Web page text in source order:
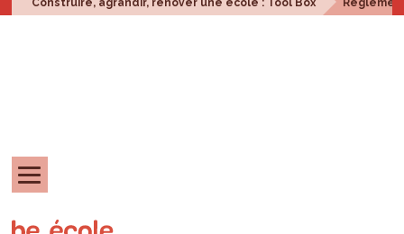
Construire, agrandir, rénover une école : Tool Box